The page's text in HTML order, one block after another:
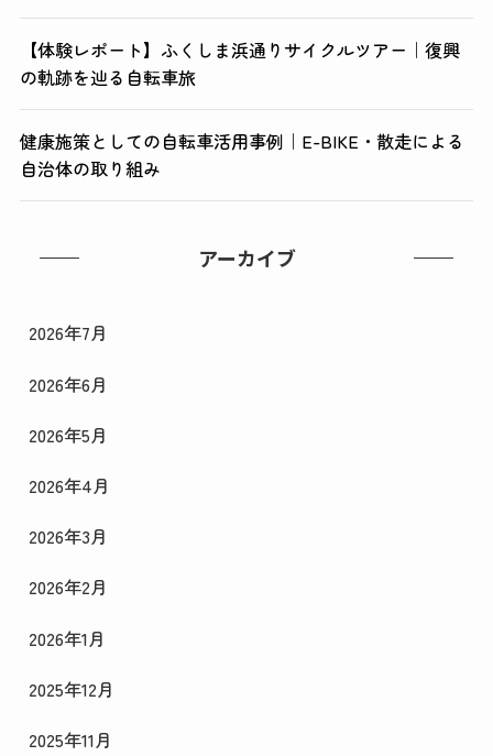
【体験レポート】ふくしま浜通りサイクルツアー｜復興
の軌跡を辿る自転車旅
健康施策としての自転車活用事例｜E-BIKE・散走による
自治体の取り組み
アーカイブ
2026年7月
2026年6月
2026年5月
2026年4月
2026年3月
2026年2月
2026年1月
2025年12月
2025年11月